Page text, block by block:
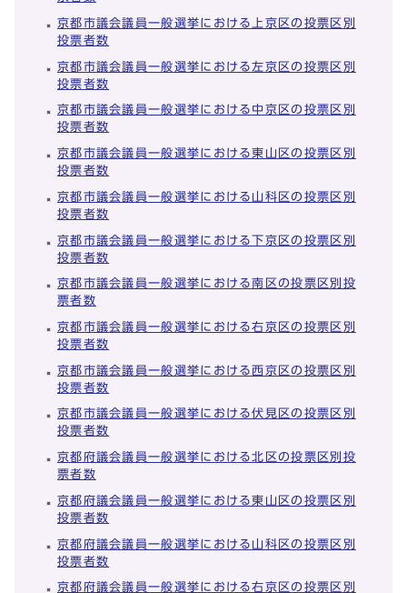
京都市議会議員一般選挙における上京区の投票区別
投票者数
京都市議会議員一般選挙における左京区の投票区別
投票者数
京都市議会議員一般選挙における中京区の投票区別
投票者数
京都市議会議員一般選挙における東山区の投票区別
投票者数
京都市議会議員一般選挙における山科区の投票区別
投票者数
京都市議会議員一般選挙における下京区の投票区別
投票者数
京都市議会議員一般選挙における南区の投票区別投
票者数
京都市議会議員一般選挙における右京区の投票区別
投票者数
京都市議会議員一般選挙における西京区の投票区別
投票者数
京都市議会議員一般選挙における伏見区の投票区別
投票者数
京都府議会議員一般選挙における北区の投票区別投
票者数
京都府議会議員一般選挙における東山区の投票区別
投票者数
京都府議会議員一般選挙における山科区の投票区別
投票者数
京都府議会議員一般選挙における右京区の投票区別